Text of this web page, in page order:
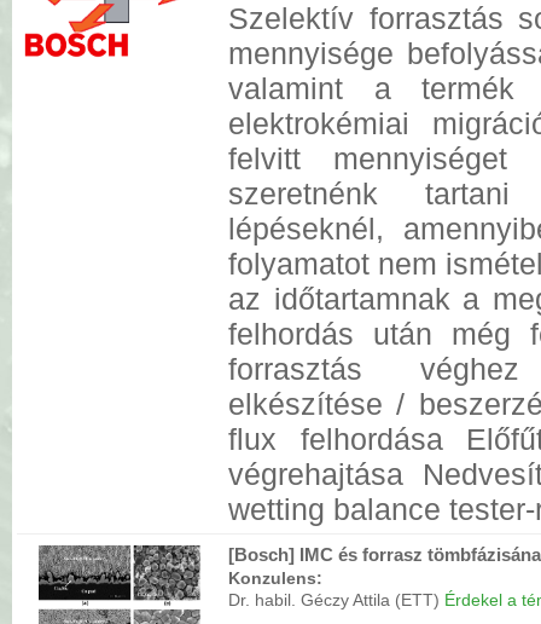
Szelektív forrasztás
mennyisége
valamint a termék
elektrokémiai
felvitt mennyiséget
szeretnénk
lépéseknél,
folyamatot nem
az időtartamnak a
felhordás után még
forrasztás
elkészítése /
flux felhordása
végrehajtása
wetting balance
[Bosch] IMC és forrasz
Konzulens:
Dr. habil. Géczy Attila (ETT) Érdekel a